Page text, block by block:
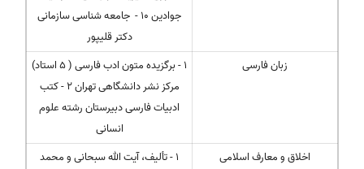
جوادین 10 - جامعه شناسی سازمانی
دکتر قلیپور
زبان فارسی
1 - برگزیده متون ادب فارسی ( 5 استاد)
مرکز نشر دانشگاهی تهران 2 - کتب
ادبیات فارسی دبیرستان رشته علوم
انسانی
اخلاق و معارف اسلامی
1 - تألیف، آیت الله سبحانی و محمد